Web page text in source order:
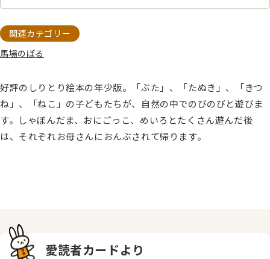
関連カテゴリー
馬場のぼる
好評のしりとり絵本の年少版。「ぶた」、「たぬき」、「きつ
ね」、「ねこ」の子どもたちが、自然の中でのびのびと遊びま
す。しゃぼんだま、おにごっこ、めいろとたくさん遊んだ後
は、それぞれお母さんにおんぶされて帰ります。
愛読者カードより